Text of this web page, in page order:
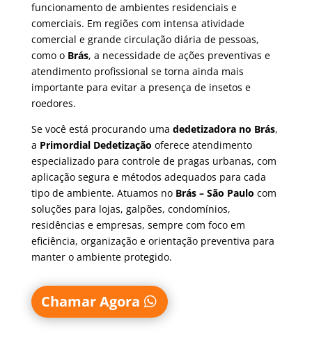
funcionamento de ambientes residenciais e
comerciais. Em regiões com intensa atividade
comercial e grande circulação diária de pessoas,
como o Brás, a necessidade de ações preventivas e
atendimento profissional se torna ainda mais
importante para evitar a presença de insetos e
roedores.
Se você está procurando uma dedetizadora no Brás,
a Primordial Dedetização oferece atendimento
especializado para controle de pragas urbanas, com
aplicação segura e métodos adequados para cada
tipo de ambiente. Atuamos no Brás – São Paulo com
soluções para lojas, galpões, condomínios,
residências e empresas, sempre com foco em
eficiência, organização e orientação preventiva para
manter o ambiente protegido.
Chamar Agora